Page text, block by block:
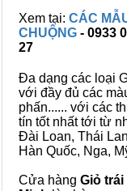
Xem tại: CÁC
CHUỘNG - 0933
27
Đa dạng các loại
với đầy đủ các
phấn...... với các
tín tốt nhất tới từ
Đài Loan, Thái
Hàn Quốc, Nga,
Cửa hàng Giỏ